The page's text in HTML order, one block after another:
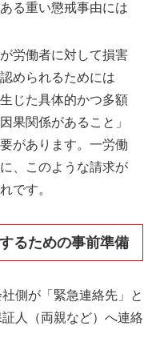
る重い懲戒事由には
労働者に対して損害
められるためには
じた具体的かつ多額
果関係があること」
があります。一労働
、このような請求が
です。
るための事前準備
側が「緊急連絡先」と
人（両親など）へ連絡